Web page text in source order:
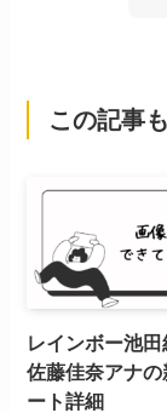
この記事
レインボー池
佐藤佳奈アナの
ート詳細